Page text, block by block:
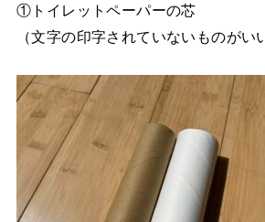
①トイレットペーパーの芯
（文字の印字されていないものがい